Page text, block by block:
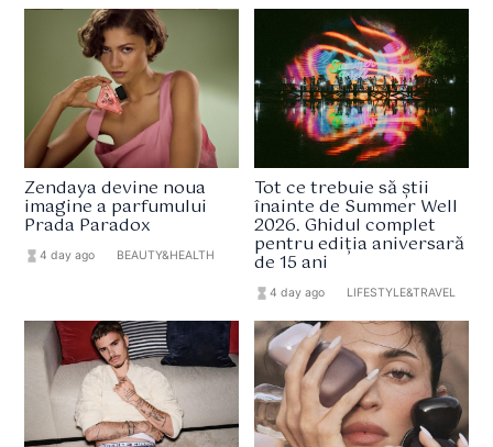
Zendaya devine noua
imagine a parfumului
Prada Paradox
hourglass_full4 day ago BEAUTY&HEALTH
Tot ce trebuie să știi
înainte de Summer Well
2026. Ghidul complet
pentru ediția aniversară
de 15 ani
hourglass_full 4 day ago LIFESTYLE&TRAVEL